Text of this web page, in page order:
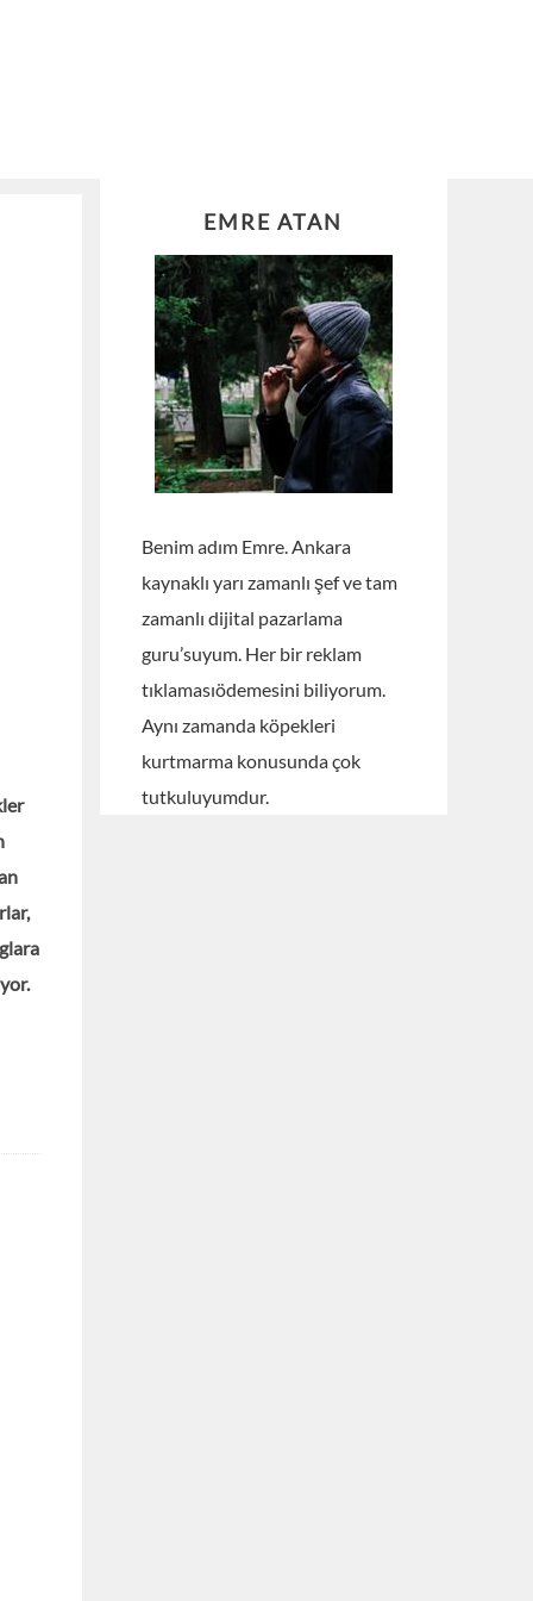
EMRE ATAN
Benim adım Emre. Ankara
kaynaklı yarı zamanlı şef ve tam
zamanlı dijital pazarlama
guru’suyum. Her bir reklam
tıklamasıödemesini biliyorum.
Aynı zamanda köpekleri
kurtmarma konusunda çok
tutkuluyumdur.